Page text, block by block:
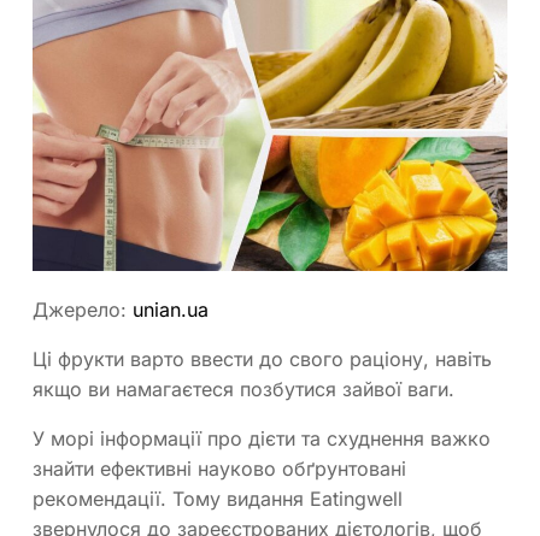
Джерело: unian.ua
Ці фрукти варто ввести до свого раціону, навіть
якщо ви намагаєтеся позбутися зайвої ваги.
У морі інформації про дієти та схуднення важко
знайти ефективні науково обґрунтовані
рекомендації. Тому видання Eatingwell
звернулося до зареєстрованих дієтологів, щоб